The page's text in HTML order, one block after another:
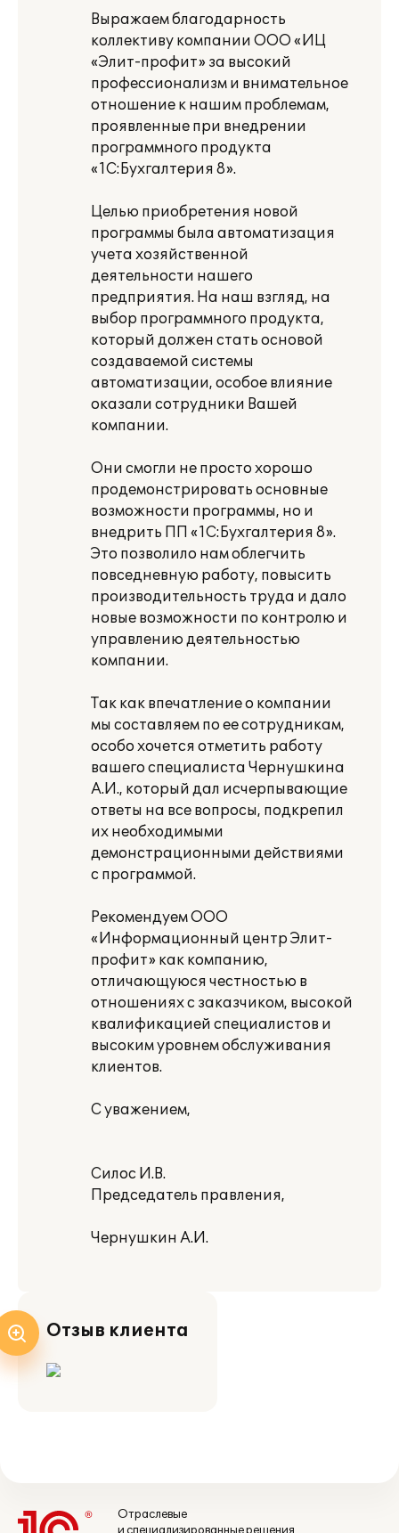
Выражаем благодарность
коллективу компании ООО «ИЦ
«Элит-профит» за высокий
профессионализм и внимательное
отношение к нашим проблемам,
проявленные при внедрении
программного продукта
«1С:Бухгалтерия 8».
Целью приобретения новой
программы была автоматизация
учета хозяйственной
деятельности нашего
предприятия. На наш взгляд, на
выбор программного продукта,
который должен стать основой
создаваемой системы
автоматизации, особое влияние
оказали сотрудники Вашей
компании.
Они смогли не просто хорошо
продемонстрировать основные
возможности программы, но и
внедрить ПП «1С:Бухгалтерия 8».
Это позволило нам облегчить
повседневную работу, повысить
производительность труда и дало
новые возможности по контролю и
управлению деятельностью
компании.
Так как впечатление о компании
мы составляем по ее сотрудникам,
особо хочется отметить работу
вашего специалиста Чернушкина
А.И., который дал исчерпывающие
ответы на все вопросы, подкрепил
их необходимыми
демонстрационными действиями
с программой.
Рекомендуем ООО
«Информационный центр Элит-
профит» как компанию,
отличающуюся честностью в
отношениях с заказчиком, высокой
квалификацией специалистов и
высоким уровнем обслуживания
клиентов.
С уважением,
Силос И.В.
Председатель правления,
Чернушкин А.И.
Отзыв клиента
Отраслевые